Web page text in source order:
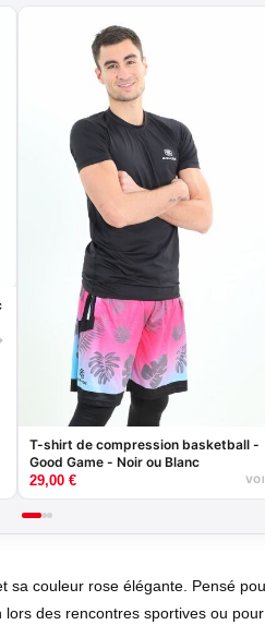
T-shirt de compression basketball -
Good Game - Noir ou Blanc
29,00 €
sa couleur rose élégante. Pensé
des rencontres sportives ou